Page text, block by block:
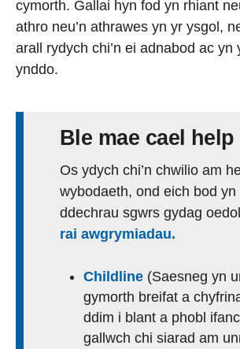
cymorth. Gallai hyn fod yn rhiant
athro neu’n athrawes yn yr ysgol,
arall rydych chi’n ei adnabod ac yn
ynddo.
Ble mae cael help
Os ydych chi’n chwilio am
wybodaeth, ond eich bod yn
ddechrau sgwrs gydag
rai awgrymiadau.
Childline (Saesneg yn
gymorth breifat a
ddim i blant a phobl
gallwch chi siarad am